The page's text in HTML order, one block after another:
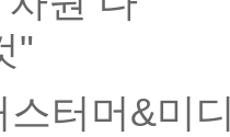
스터머&미